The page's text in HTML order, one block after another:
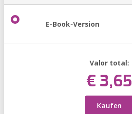
E-Book-Version
Valor total:
€ 3,65
Kaufen